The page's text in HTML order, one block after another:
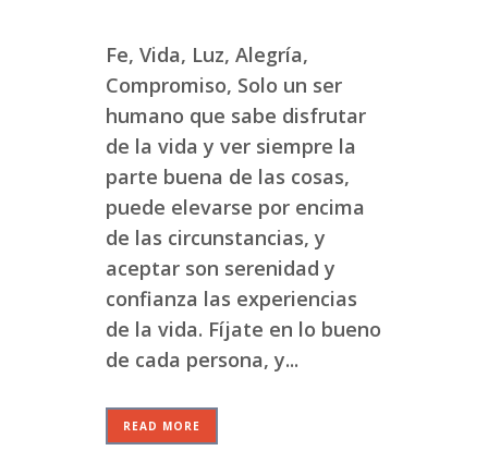
Fe, Vida, Luz, Alegría,
Compromiso, Solo un ser
humano que sabe disfrutar
de la vida y ver siempre la
parte buena de las cosas,
puede elevarse por encima
de las circunstancias, y
aceptar son serenidad y
confianza las experiencias
de la vida. Fíjate en lo bueno
de cada persona, y...
READ MORE